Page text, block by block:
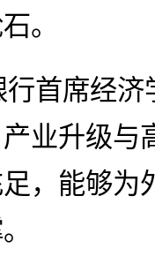
。
行首席经
业升级与
，能够为